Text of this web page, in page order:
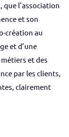
l’association
et son
création au
et d’une
et des
par les clients,
clairement